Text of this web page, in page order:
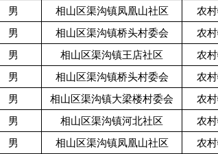
男 相山区渠沟镇凤凰山社区 农
男 相山区渠沟镇桥头村委会 农
男 相山区渠沟镇王店社区 农
男 相山区渠沟镇桥头村委会 农
男 相山区渠沟镇大梁楼村委会 农
男 相山区渠沟镇河北社区 农
男 相山区渠沟镇凤凰山社区 农